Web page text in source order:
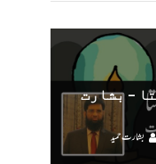
– بشارت
بشارت حمید